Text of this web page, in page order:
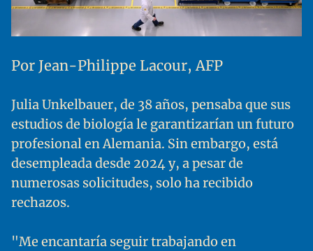
Por Jean-Philippe Lacour, AFP
Julia Unkelbauer, de 38 años, pensaba que sus
estudios de biología le garantizarían un futuro
profesional en Alemania. Sin embargo, está
desempleada desde 2024 y, a pesar de
numerosas solicitudes, solo ha recibido
rechazos.
"Me encantaría seguir trabajando en